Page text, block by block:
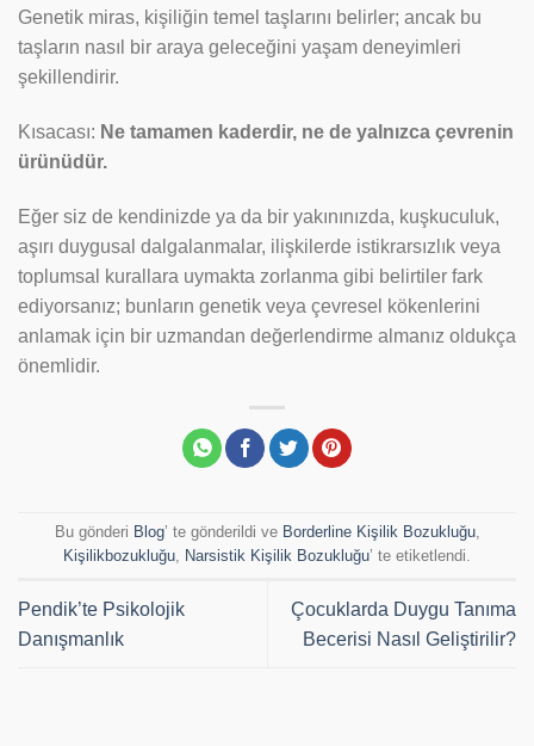
Genetik miras, kişiliğin temel taşlarını belirler; ancak bu
taşların nasıl bir araya geleceğini yaşam deneyimleri
şekillendirir.
Kısacası: Ne tamamen kaderdir, ne de yalnızca çevrenin
ürünüdür.
Eğer siz de kendinizde ya da bir yakınınızda, kuşkuculuk,
aşırı duygusal dalgalanmalar, ilişkilerde istikrarsızlık veya
toplumsal kurallara uymakta zorlanma gibi belirtiler fark
ediyorsanız; bunların genetik veya çevresel kökenlerini
anlamak için bir uzmandan değerlendirme almanız oldukça
önemlidir.
Bu gönderi Blog’ te gönderildi ve Borderline Kişilik Bozukluğu,
Kişilikbozukluğu, Narsistik Kişilik Bozukluğu’ te etiketlendi.
Pendik’te Psikolojik
Danışmanlık
Çocuklarda Duygu Tanıma
Becerisi Nasıl Geliştirilir?